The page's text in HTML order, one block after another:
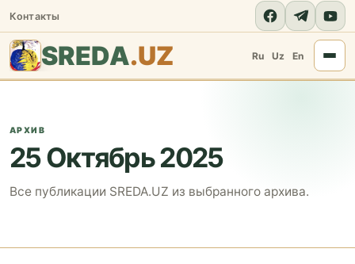
Контакты
SREDA.UZ Ru Uz En
АРХИВ
25 Октябрь 2025
Все публикации SREDA.UZ из выбранного архива.